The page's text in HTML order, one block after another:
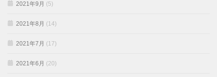
2021年9月 (5)
2021年8月 (14)
2021年7月 (17)
2021年6月 (20)